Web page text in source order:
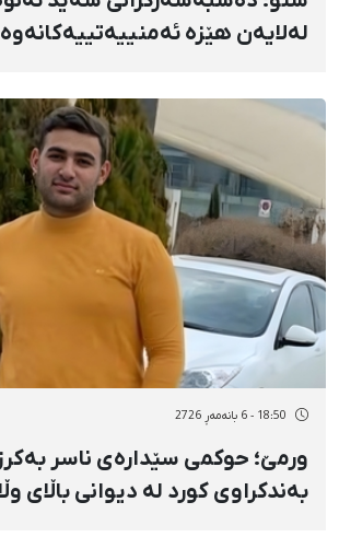
لەلایەن هێزە
18:50 - 6 بانەمەڕ 2726
ورمێ؛ حوکمی سێدارەی ناسر
بەندکراوی کورد لە دیوانی باڵای